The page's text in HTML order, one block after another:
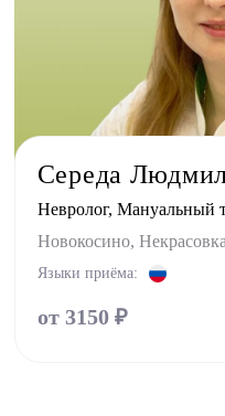
Середа
Невролог, Мануальный
Новокосино, Некрасовка
Языки приёма:
от 3150 ₽